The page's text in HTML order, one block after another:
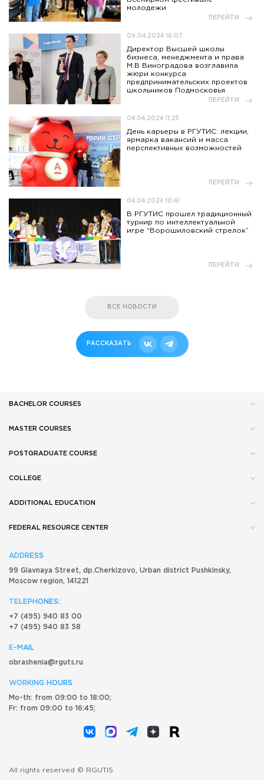
молодежи
ПЕРЕЙТИ
09.04.2024 16:07
Директор Высшей школы
бизнеса, менеджмента и права
М.В Виноградова возглавила
жюри конкурса
предпринимательских проектов
школьников Подмосковья
ПЕРЕЙТИ
04.04.2024 11:25
День карьеры в РГУТИС: лекции,
ярмарка вакансий и масса
перспективных возможностей
ПЕРЕЙТИ
04.04.2024 10:41
В РГУТИС прошел традиционный
турнир по интеллектуальной
игре “Ворошиловский стрелок”
ПЕРЕЙТИ
ВСЕ НОВОСТИ
РАССКАЗАТЬ
BACHELOR COURSES
MASTER COURSES
POSTGRADUATE COURSE
COLLEGE
ADDITIONAL EDUCATION
FEDERAL RESOURCE CENTER
ADDRESS
99 Glavnaya Street, dp.Cherkizovo, Urban district Pushkinsky,
Moscow region, 141221
TELEPHONES:
+7 (495) 940 83 00
+7 (495) 940 83 58
E-MAIL
obrashenia@rguts.ru
WORKING HOURS
Mo-th: from 09:00 to 18:00;
Fr: from 09:00 to 16:45;
All rights reserved © RGUTIS